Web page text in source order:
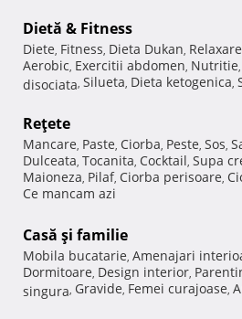
Dietă & Fitness
Diete, Fitness, Dieta Dukan, Relaxare
Aerobic, Exercitii abdomen, Nutritie,
disociata, Silueta, Dieta ketogenica,
Reţete
Mancare, Paste, Ciorba, Peste, Sos,
Dulceata, Tocanita, Cocktail, Supa
Maioneza, Pilaf, Ciorba perisoare,
Ce mancam azi
Casă şi familie
Mobila bucatarie, Amenajari
Dormitoare, Design interior,
singura, Gravide, Femei curajoase,